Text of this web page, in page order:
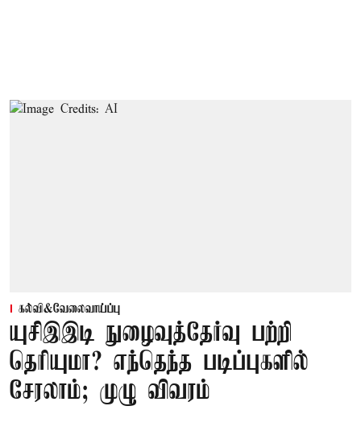
கல்வி&வேலைவாய்ப்பு
யுசிஇஇடி நுழைவுத்தேர்வு பற்றி
தெரியுமா? எந்தெந்த படிப்புகளில்
சேரலாம்; முழு விவரம்